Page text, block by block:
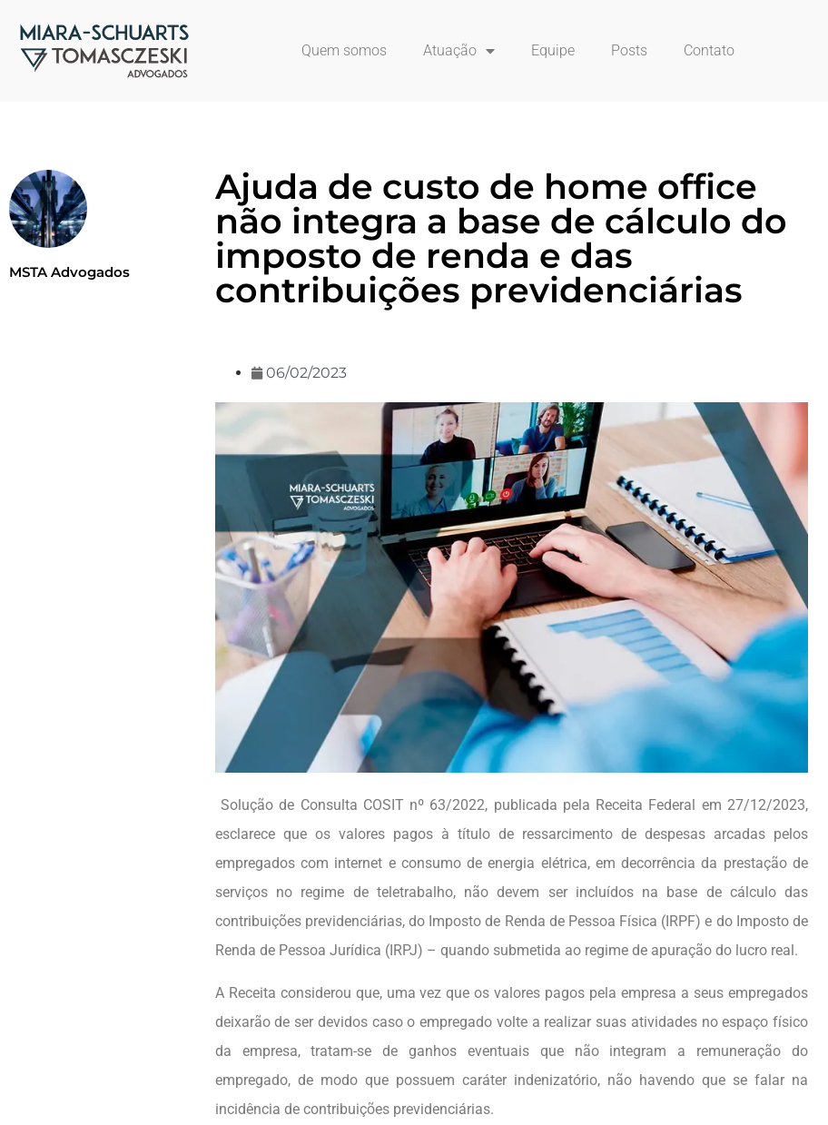
Quem somos Atuação Equipe Posts Contato
MSTA Advogados
Ajuda de custo de home office
não integra a base de cálculo do
imposto de renda e das
contribuições previdenciárias
06/02/2023
Solução de Consulta COSIT nº 63/2022, publicada pela Receita Federal em 27/12/2023,
esclarece que os valores pagos à título de ressarcimento de despesas arcadas pelos
empregados com internet e consumo de energia elétrica, em decorrência da prestação de
serviços no regime de teletrabalho, não devem ser incluídos na base de cálculo das
contribuições previdenciárias, do Imposto de Renda de Pessoa Física (IRPF) e do Imposto de
Renda de Pessoa Jurídica (IRPJ) – quando submetida ao regime de apuração do lucro real.
A Receita considerou que, uma vez que os valores pagos pela empresa a seus empregados
deixarão de ser devidos caso o empregado volte a realizar suas atividades no espaço físico
da empresa, tratam-se de ganhos eventuais que não integram a remuneração do
empregado, de modo que possuem caráter indenizatório, não havendo que se falar na
incidência de contribuições previdenciárias.